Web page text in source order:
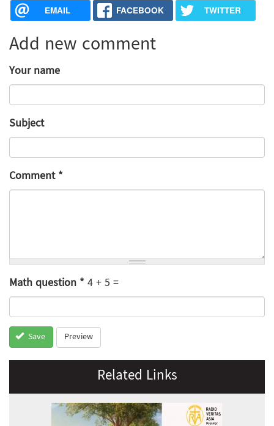
EMAIL FACEBOOK TWITTER
Add new comment
Your name
Subject
Comment*
Math question*4 + 5 =
Save Preview
Related Links